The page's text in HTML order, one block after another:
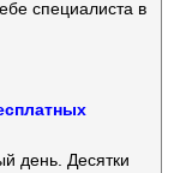
специалиста в
день. Десятки